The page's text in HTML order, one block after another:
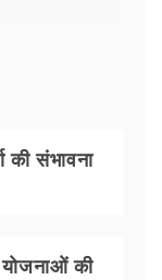
की संभावना
की